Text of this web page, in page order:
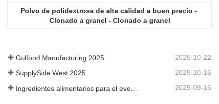
Polvo de polidextrosa de alta calidad a buen precio -
Clonado a granel - Clonado a granel
Gulfood Manufacturing 2025 2025-10-22
SupplySide West 2025 2025-10-16
2025-09-16